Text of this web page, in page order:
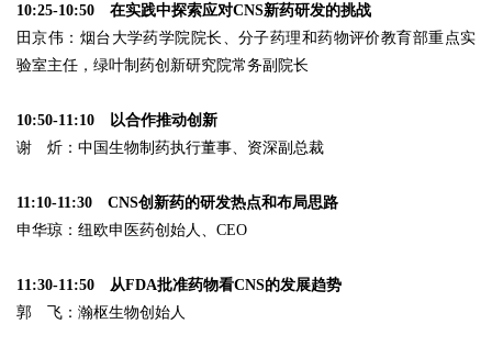
10:25-10:50 在实践中探索应对CNS新药研发的挑战
田京伟：烟台大学药学院院长、分子药理和药物评价教育部重点实
验室主任，绿叶制药创新研究院常务副院长
10:50-11:10 以合作推动创新
谢 炘：中国生物制药执行董事、资深副总裁
11:10-11:30 CNS创新药的研发热点和布局思路
申华琼：纽欧申医药创始人、CEO
11:30-11:50 从FDA批准药物看CNS的发展趋势
郭 飞：瀚枢生物创始人